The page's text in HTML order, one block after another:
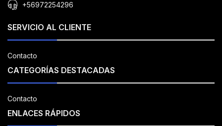
+56972254296
SERVICIO AL CLIENTE
Contacto
CATEGORÍAS DESTACADAS
Contacto
ENLACES RÁPIDOS